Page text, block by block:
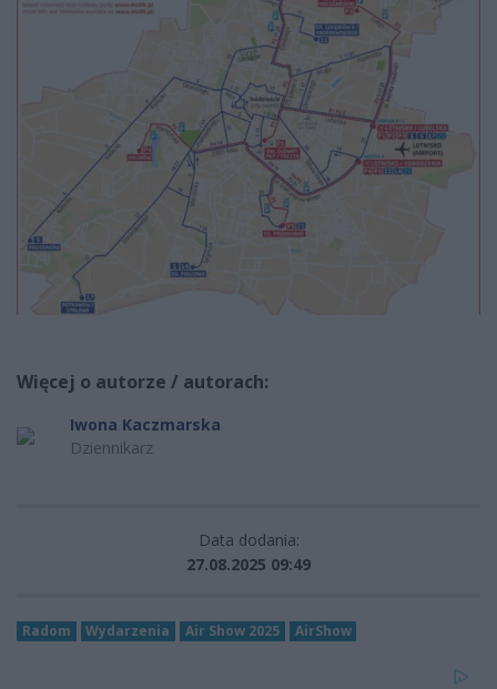
Więcej o autorze / autorach:
Iwona Kaczmarska
Dziennikarz
Data dodania:
27.08.2025 09:49
Radom Wydarzenia Air Show 2025 AirShow